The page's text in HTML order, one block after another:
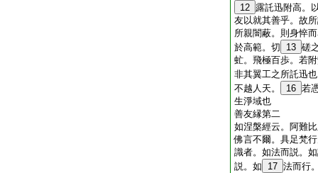
12 露託迅附高。
友以就其善乎。故
所親闇蔽。則身悴
於高範。切
13 磋
虻。飛極百歩。若
非其翼工之所託迅
不越人天。
16 若
生淨域也
善友縁第二
如涅槃經云。阿難
佛言不爾。具足梵
識者。如法而説。
説。如
17 法而行